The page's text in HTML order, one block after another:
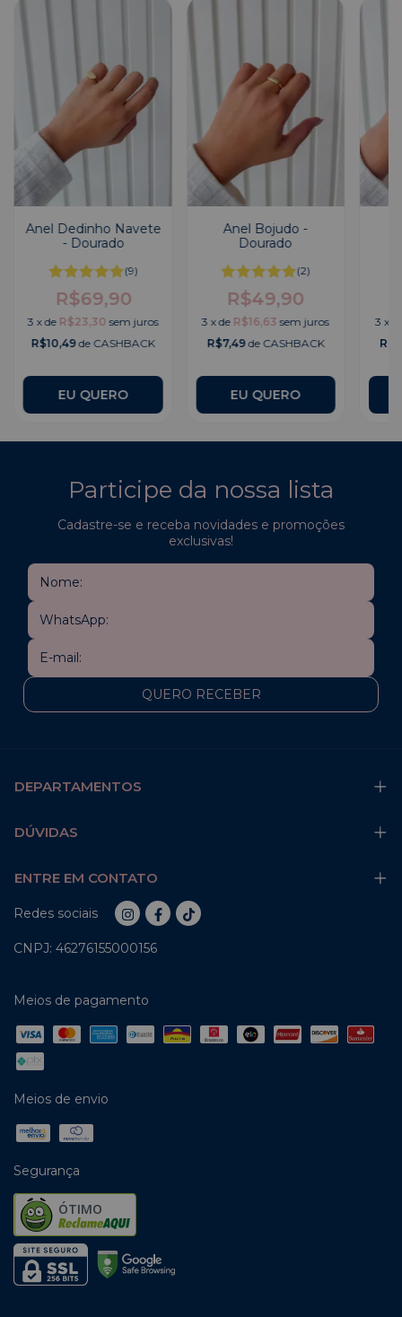
Anel Dedinho Navete
- Dourado
(9)
R$69,90
3 xde R$23,30 sem juros
R$10,49de CASHBACK
Anel Bojudo -
Dourado
(2)
R$49,90
3 xde R$16,63 sem juros
R$7,49de CASHBACK
EU QUERO
3 x
Participe da nossa lista
Cadastre-se e receba novidades e promoções
exclusivas!
DEPARTAMENTOS
DÚVIDAS
ENTRE EM CONTATO
Redes sociais
CNPJ: 46276155000156
Meios de pagamento
Meios de envio
Segurança
ÓTIMO